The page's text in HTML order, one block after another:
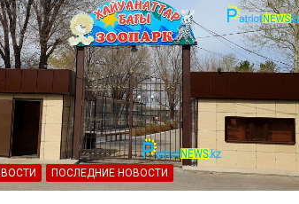
ПОСЛЕДНИЕ НОВОСТИ